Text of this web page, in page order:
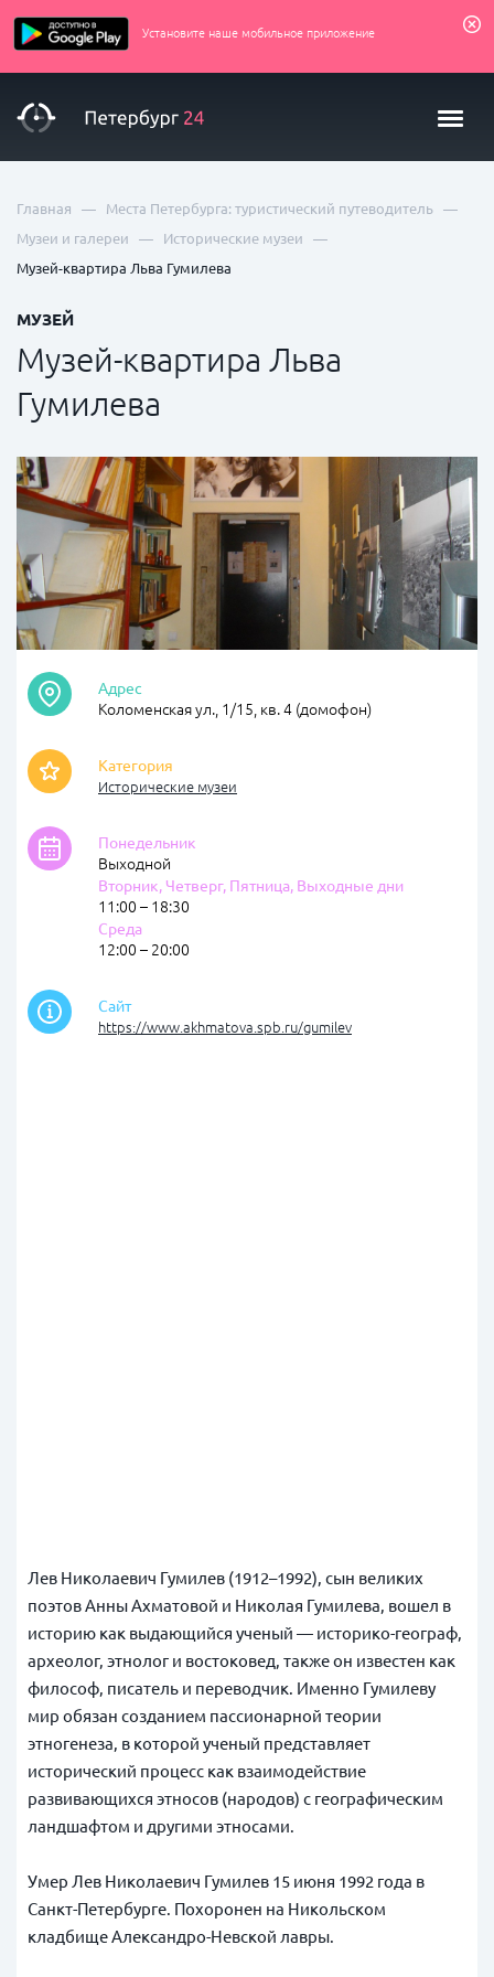
Установите наше мобильное приложение
Главная — Места Петербурга: туристический путеводитель —
Музеи и галереи — Исторические музеи —
Музей-квартира Льва Гумилева
МУЗЕЙ
Музей-квартира Льва
Гумилева
Адрес
Коломенская ул., 1/15, кв. 4 (домофон)
Категория
Исторические музеи
Понедельник
Выходной
Вторник, Четверг, Пятница, Выходные дни
11:00 – 18:30
Среда
12:00 – 20:00
Сайт
https://www.akhmatova.spb.ru/gumilev
Лев Николаевич Гумилев (1912–1992), сын великих
поэтов Анны Ахматовой и Николая Гумилева, вошел в
историю как выдающийся ученый — историко-географ,
археолог, этнолог и востоковед, также он известен как
философ, писатель и переводчик. Именно Гумилеву
мир обязан созданием пассионарной теории
этногенеза, в которой ученый представляет
исторический процесс как взаимодействие
развивающихся этносов (народов) с географическим
ландшафтом и другими этносами.
Умер Лев Николаевич Гумилев 15 июня 1992 года в
Санкт-Петербурге. Похоронен на Никольском
кладбище Александро-Невской лавры.